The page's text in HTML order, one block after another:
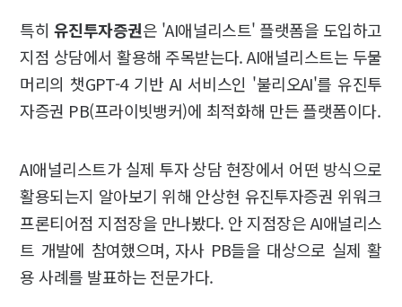
특히 유진투자증권은 'AI애널리스트' 플랫폼을 도입하고
지점 상담에서 활용해 주목받는다. AI애널리스트는 두물
머리의 챗GPT-4 기반 AI 서비스인 '불리오AI'를 유진투
자증권 PB(프라이빗뱅커)에 최적화해 만든 플랫폼이다.
AI애널리스트가 실제 투자 상담 현장에서 어떤 방식으로
활용되는지 알아보기 위해 안상현 유진투자증권 위워크
프론티어점 지점장을 만나봤다. 안 지점장은 AI애널리스
트 개발에 참여했으며, 자사 PB들을 대상으로 실제 활
용 사례를 발표하는 전문가다.